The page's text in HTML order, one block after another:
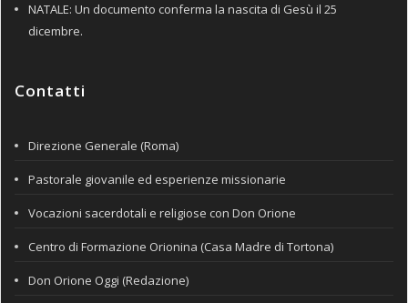
NATALE: Un documento conferma la nascita di Gesù il 25
dicembre.
Contatti
Direzione Generale (Roma)
Pastorale giovanile ed esperienze missionarie
Vocazioni sacerdotali e religiose con Don Orione
Centro di Formazione Orionina (Casa Madre di Tortona)
Don Orione Oggi (Redazione)